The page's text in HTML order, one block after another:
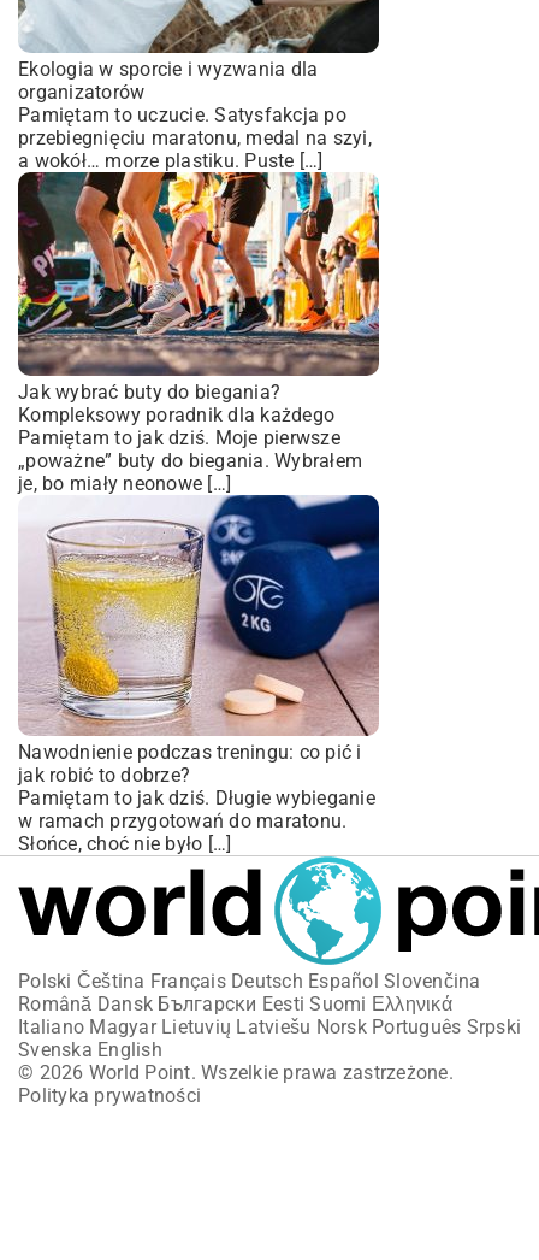
Ekologia w sporcie i wyzwania dla
organizatorów
Pamiętam to uczucie. Satysfakcja po
przebiegnięciu maratonu, medal na szyi,
a wokół… morze plastiku. Puste […]
Jak wybrać buty do biegania?
Kompleksowy poradnik dla każdego
Pamiętam to jak dziś. Moje pierwsze
„poważne” buty do biegania. Wybrałem
je, bo miały neonowe […]
Nawodnienie podczas treningu: co pić i
jak robić to dobrze?
Pamiętam to jak dziś. Długie wybieganie
w ramach przygotowań do maratonu.
Słońce, choć nie było […]
Polski Čeština Français Deutsch Español Slovenčina
Română Dansk Български Eesti Suomi Ελληνικά
Italiano Magyar Lietuvių Latviešu Norsk Português Srpski
Svenska English
© 2026 World Point. Wszelkie prawa zastrzeżone.
Polityka prywatności